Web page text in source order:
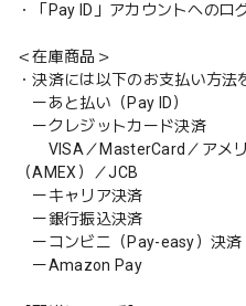
・「Pay ID」アカウントへのロ
＜在庫商品＞
・決済には以下のお支払い方法
ーあと払い（Pay ID）
ークレジットカード決済
VISA／MasterCard／アメリ
（AMEX）／JCB
ーキャリア決済
ー銀行振込決済
ーコンビニ（Pay-easy）決済
ーAmazon Pay